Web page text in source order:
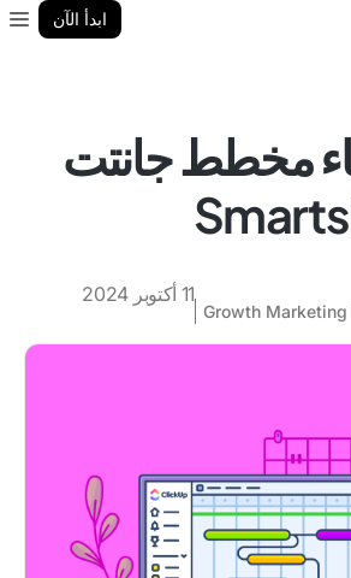
ابدأ الآن
مخطط جانتت
Growth
11 أكتوبر 2024